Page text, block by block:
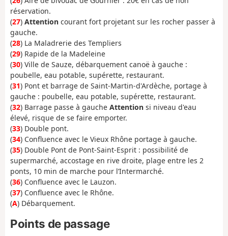
réservation.
(27) Attention courant fort projetant sur les rocher passer à
gauche.
(28) La Maladrerie des Templiers
(29) Rapide de la Madeleine
(30) Ville de Sauze, débarquement canoë à gauche :
poubelle, eau potable, supérette, restaurant.
(31) Pont et barrage de Saint-Martin-d'Ardèche, portage à
gauche : poubelle, eau potable, supérette, restaurant.
(32) Barrage passe à gauche Attention si niveau d'eau
élevé, risque de se faire emporter.
(33) Double pont.
(34) Confluence avec le Vieux Rhône portage à gauche.
(35) Double Pont de Pont-Saint-Esprit : possibilité de
supermarché, accostage en rive droite, plage entre les 2
ponts, 10 min de marche pour l’Intermarché.
(36) Confluence avec le Lauzon.
(37) Confluence avec le Rhône.
(A) Débarquement.
Points de passage